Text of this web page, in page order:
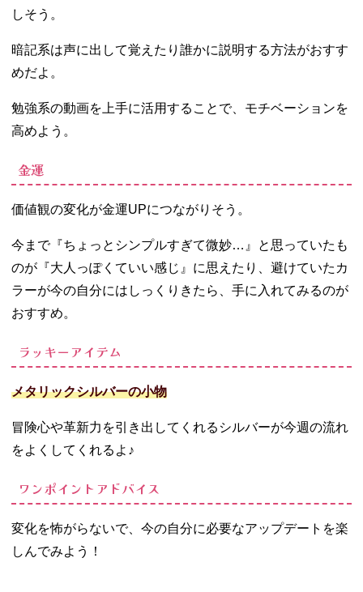
しそう。
暗記系は声に出して覚えたり誰かに説明する方法がおすす
めだよ。
勉強系の動画を上手に活用することで、モチベーションを
高めよう。
金運
価値観の変化が金運UPにつながりそう。
今まで『ちょっとシンプルすぎて微妙…』と思っていたも
のが『大人っぽくていい感じ』に思えたり、避けていたカ
ラーが今の自分にはしっくりきたら、手に入れてみるのが
おすすめ。
ラッキーアイテム
メタリックシルバーの小物
冒険心や革新力を引き出してくれるシルバーが今週の流れ
をよくしてくれるよ♪
ワンポイントアドバイス
変化を怖がらないで、今の自分に必要なアップデートを楽
しんでみよう！